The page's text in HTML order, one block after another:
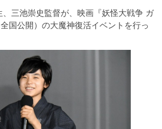
三池崇史監督が、映画『妖怪大戦争 ガ
国公開）の大魔神復活イベントを行っ